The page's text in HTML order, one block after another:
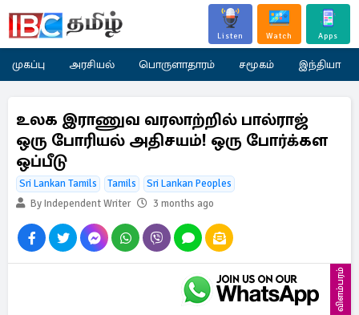
Listen Watch Apps
முகப்பு அரசியல் பொருளாதாரம் சமூகம் இந்தியா
உலக இராணுவ வரலாற்றில் பால்ராஜ்
ஒரு போரியல் அதிசயம்! ஒரு போர்க்கள
ஒப்பீடு
Sri Lankan Tamils Tamils
Sri Lankan Peoples
By Independent Writer
3 months ago
விளம்பரம்